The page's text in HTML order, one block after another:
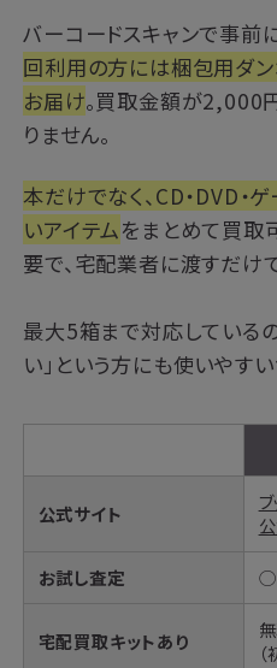
バーコードスキャンで事前
回利用の方には梱包用ダ
お届け。買取金額が2,000
りません。
本だけでなく、CD・DVD・
いアイテムをまとめて買取
要で、宅配業者に渡すだけ
最大5箱まで対応している
い」という方にも使いやすい
公式サイト
お試し査定 ◯
宅配買取キットあり